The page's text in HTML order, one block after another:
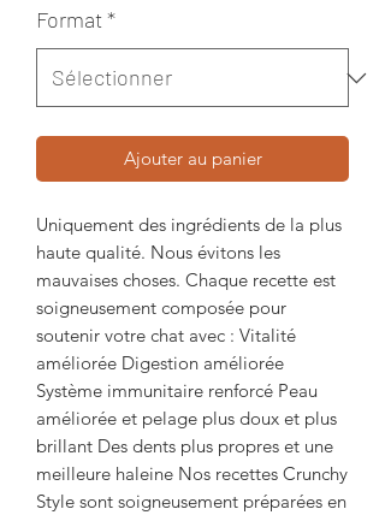
Format*
Ajouter au panier
Uniquement des ingrédients de la plus
haute qualité. Nous évitons les
mauvaises choses. Chaque recette est
soigneusement composée pour
soutenir votre chat avec : Vitalité
améliorée Digestion améliorée
Système immunitaire renforcé Peau
améliorée et pelage plus doux et plus
brillant Des dents plus propres et une
meilleure haleine Nos recettes Crunchy
Style sont soigneusement préparées en